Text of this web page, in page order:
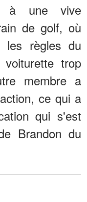
à une vive
de golf, où
les règles du
trop
membre a
ce qui a
qui s'est
Brandon du